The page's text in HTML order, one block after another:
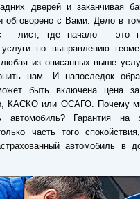
дверей и заканчивая
с Вами. Дело в
- лист, где начало – это
по выправлению
любая из описанных выше
нам. И напоследок
быть включена цена
КАСКО или ОСАГО. Почему
Гарантия на
часть того
автомобиль в